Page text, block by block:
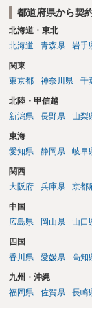
都道府県から契
北海道・東北
北海道
青森県 岩手
関東
東京都
神奈川県 千
北陸・甲信越
新潟県
長野県 山梨
東海
愛知県
静岡県 岐阜
関西
大阪府
兵庫県 京都
中国
広島県
岡山県 山口
四国
香川県
愛媛県 高知
九州・沖縄
福岡県
佐賀県 長崎